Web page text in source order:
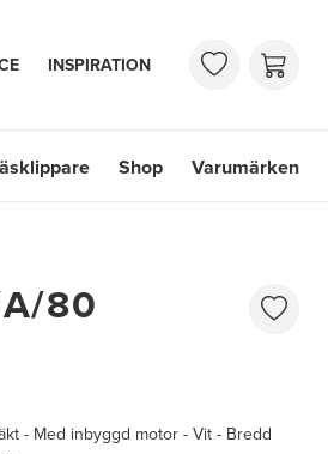
INSPIRATION
Shop Varumärken
80
- Med inbyggd motor - Vit - Bredd